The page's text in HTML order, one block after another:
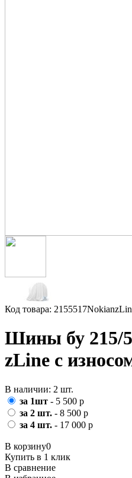
Код товара:
Шины бу 215/
zLine с
В наличии: 2 шт.
за 1шт - 5 500 р
за 2 шт. - 8 500 р
за 4 шт. - 17 000 р
В корзину0
Купить в 1 клик
В сравнение